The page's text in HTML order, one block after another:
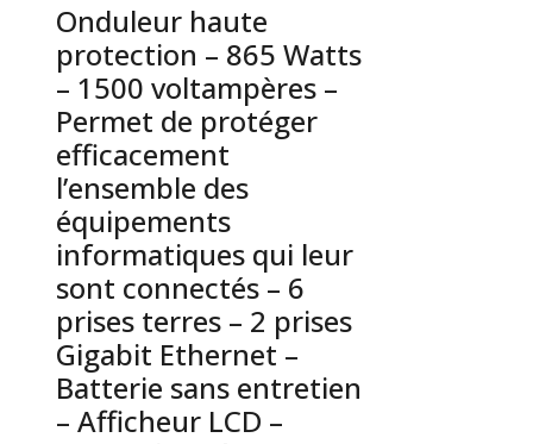
Onduleur haute
protection – 865 Watts
– 1500 voltampères –
Permet de protéger
efficacement
l’ensemble des
équipements
informatiques qui leur
sont connectés – 6
prises terres – 2 prises
Gigabit Ethernet –
Batterie sans entretien
– Afficheur LCD –